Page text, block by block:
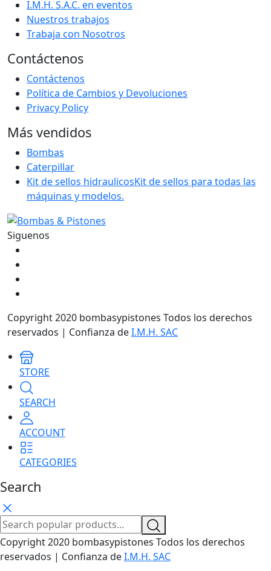
I.M.H. S.A.C. en eventos
Nuestros trabajos
Trabaja con Nosotros
Contáctenos
Contáctenos
Política de Cambios y Devoluciones
Privacy Policy
Más vendidos
Bombas
Caterpillar
Kit de sellos hidraulicosKit de sellos para todas las
máquinas y modelos.
Siguenos
Copyright 2020 bombasypistones Todos los derechos
reservados | Confianza deI.M.H. SAC
STORE
SEARCH
ACCOUNT
CATEGORIES
Search
Copyright 2020 bombasypistones Todos los derechos
reservados | Confianza deI.M.H. SAC